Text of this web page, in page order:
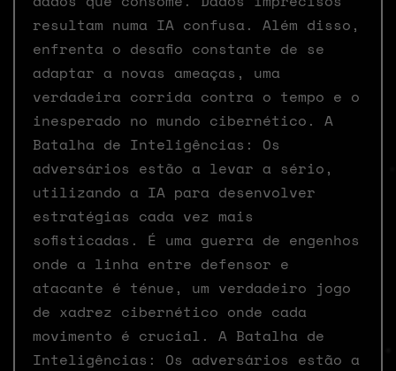
resultam numa IA confusa. Além disso,
enfrenta o desafio constante de se
adaptar a novas ameaças, uma
verdadeira corrida contra o tempo e o
inesperado no mundo cibernético. A
Batalha de Inteligências: Os
adversários estão a levar a sério,
utilizando a IA para desenvolver
estratégias cada vez mais
sofisticadas. É uma guerra de engenhos
onde a linha entre defensor e
atacante é ténue, um verdadeiro jogo
de xadrez cibernético onde cada
movimento é crucial. A Batalha de
Inteligências: Os adversários estão a